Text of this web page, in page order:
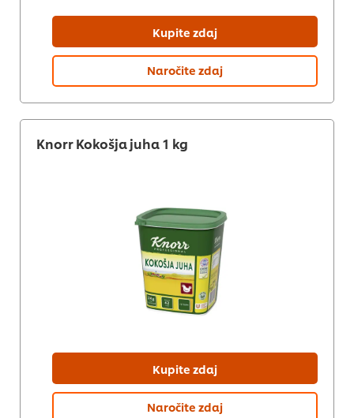
Kupite zdaj
Naročite zdaj
Knorr Kokošja juha 1 kg
Kupite zdaj
Naročite zdaj